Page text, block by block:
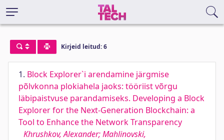
Kirjeid leitud: 6
1. Block Explorer`i arendamine järgmise
põlvkonna plokiahela jaoks: tööriist võrgu
läbipaistvuse parandamiseks. Developing a Block
Explorer for the Next-Generation Blockchain: a
Tool to Enhance the Network Transparency
Khrushkov, Alexander; Mahlinovski,